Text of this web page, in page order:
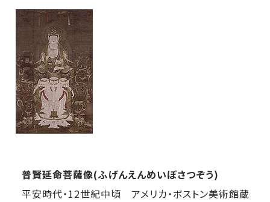
普賢延命菩薩像(ふげんえんめいぼさつぞう)
平安時代・12世紀中頃 アメリカ・ボストン美術館蔵